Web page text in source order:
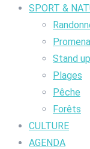
SPORT &
Stand
Plages
Pêche
Forêts
CULTURE
AGENDA